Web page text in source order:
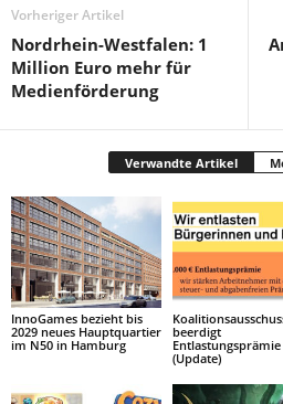
Vorheriger Artikel
Nordrhein-Westfalen: 1
Million Euro mehr für
Medienförderung
Verwandte Artikel
InnoGames bezieht bis
2029 neues Hauptquartier
im N50 in Hamburg
beerdigt
Entlastungsprämie
(Update)